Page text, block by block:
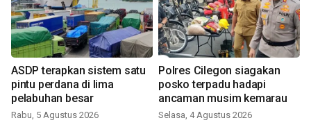
ASDP terapkan sistem satu
pintu perdana di lima
pelabuhan besar
Rabu, 5 Agustus 2026
Polres Cilegon siagakan
posko terpadu hadapi
ancaman musim kemarau
Selasa, 4 Agustus 2026